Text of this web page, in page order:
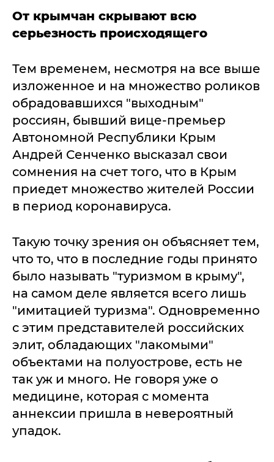
От крымчан скрывают всю
серьезность происходящего
Тем временем, несмотря на все выше
изложенное и на множество роликов
обрадовавшихся "выходным"
россиян, бывший вице-премьер
Автономной Республики Крым
Андрей Сенченко высказал свои
сомнения на счет того, что в Крым
приедет множество жителей России
в период коронавируса.
Такую точку зрения он объясняет тем,
что то, что в последние годы принято
было называть "туризмом в крыму",
на самом деле является всего лишь
"имитацией туризма". Одновременно
с этим представителей российских
элит, обладающих "лакомыми"
объектами на полуострове, есть не
так уж и много. Не говоря уже о
медицине, которая с момента
аннексии пришла в невероятный
упадок.